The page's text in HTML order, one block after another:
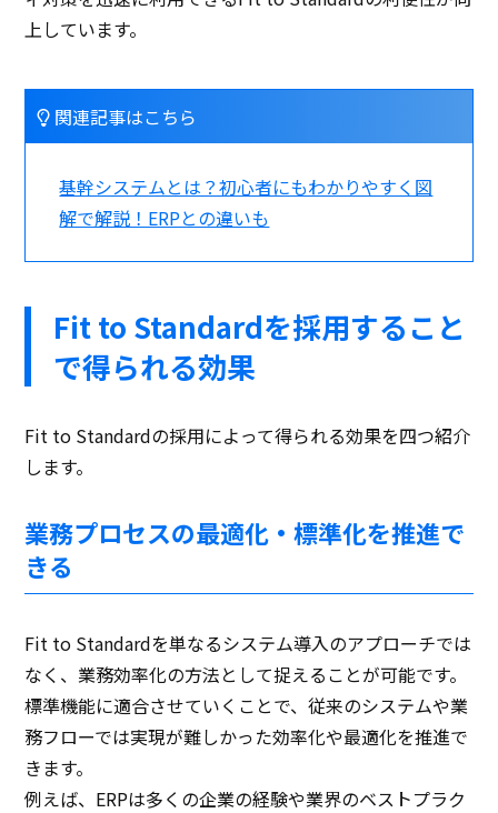
上しています。
関連記事はこちら
基幹システムとは？初心者にもわかりやすく図
解で解説！ERPとの違いも
Fit to Standardを採用すること
で得られる効果
Fit to Standardの採用によって得られる効果を四つ紹介
します。
業務プロセスの最適化・標準化を推進で
きる
Fit to Standardを単なるシステム導入のアプローチでは
なく、業務効率化の方法として捉えることが可能です。
標準機能に適合させていくことで、従来のシステムや業
務フローでは実現が難しかった効率化や最適化を推進で
きます。
例えば、ERPは多くの企業の経験や業界のベストプラク